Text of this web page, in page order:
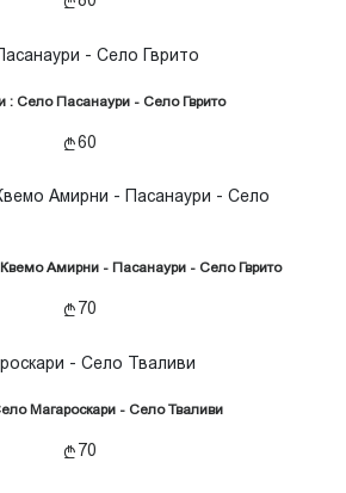
: Село Пасанаури - Село Гврито
60
Амирни - Пасанаури - Село Гврито
70
Магароскари - Село Тваливи
70